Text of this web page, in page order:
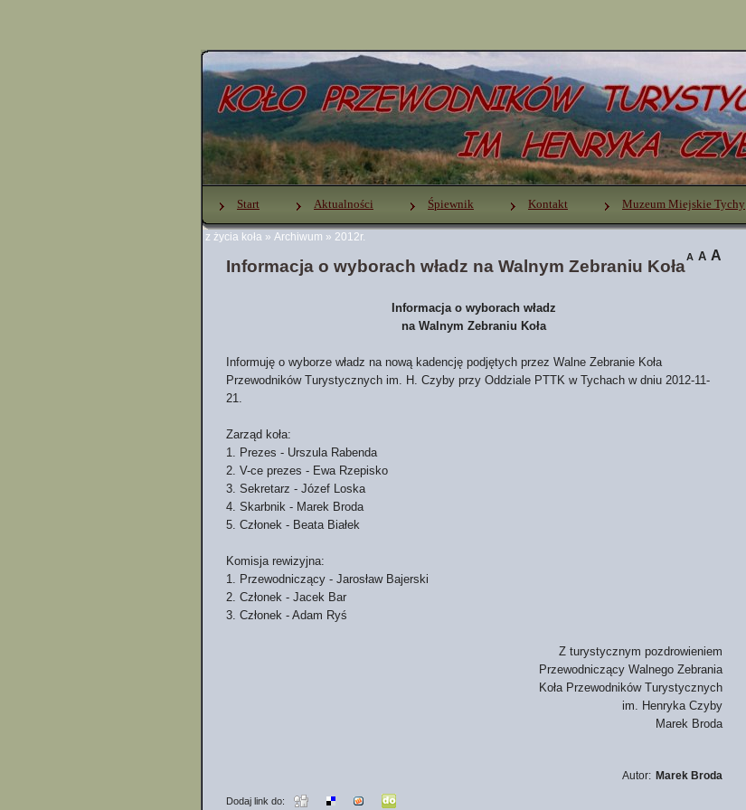
z życia koła » Archiwum » 2012r.
Start Aktualności Śpiewnik Kontakt Muzeum Miejskie Tychy
A A A
Informacja o wyborach władz na Walnym Zebraniu Koła
Informacja o wyborach władz
na Walnym Zebraniu Koła
Informuję o wyborze władz na nową kadencję podjętych przez Walne Zebranie Koła
Przewodników Turystycznych im. H. Czyby przy Oddziale PTTK w Tychach w dniu 2012-11-
21.
Zarząd koła:
1. Prezes - Urszula Rabenda
2. V-ce prezes - Ewa Rzepisko
3. Sekretarz - Józef Loska
4. Skarbnik - Marek Broda
5. Członek - Beata Białek
Komisja rewizyjna:
1. Przewodniczący - Jarosław Bajerski
2. Członek - Jacek Bar
3. Członek - Adam Ryś
Z turystycznym pozdrowieniem
Przewodniczący Walnego Zebrania
Koła Przewodników Turystycznych
im. Henryka Czyby
Marek Broda
Autor: Marek Broda
Dodaj link do: